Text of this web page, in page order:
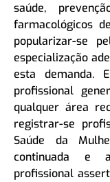
saúde,
farmacológicos
popularizar-se
especialização
esta demanda.
profissional
qualquer área
registrar-se
Saúde da
continuada e
profissional